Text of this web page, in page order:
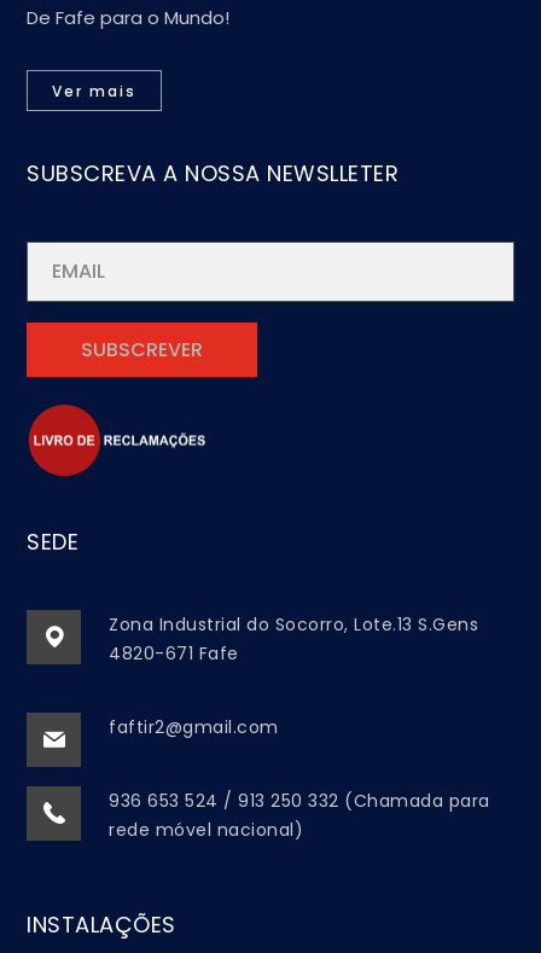
De Fafe para o Mundo!
Ver mais
SUBSCREVA A NOSSA NEWSLLETER
SEDE
Zona Industrial do Socorro, Lote.13 S.Gens
4820-671 Fafe
faftir2@gmail.com
936 653 524 / 913 250 332 (Chamada para
rede móvel nacional)
INSTALAÇÕES